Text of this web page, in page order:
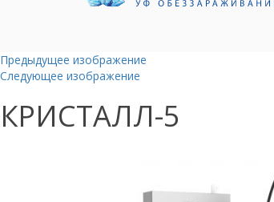
Предыдущее изображение
Следующее изображение
КРИСТАЛЛ-5